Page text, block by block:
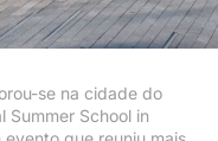
se na cidade do
Summer School in